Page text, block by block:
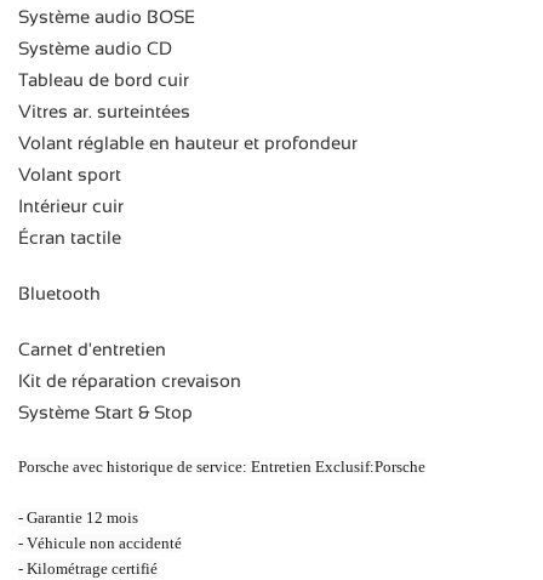
Système audio BOSE
Système audio CD
Tableau de bord cuir
Vitres ar. surteintées
Volant réglable en hauteur et profondeur
Volant sport
Intérieur cuir
Écran tactile
Bluetooth
Carnet d'entretien
Kit de réparation crevaison
Système Start & Stop
Porsche avec historique de service: Entretien Exclusif:Porsche
- Garantie 12 mois
- Véhicule non accidenté
- Kilométrage certifié